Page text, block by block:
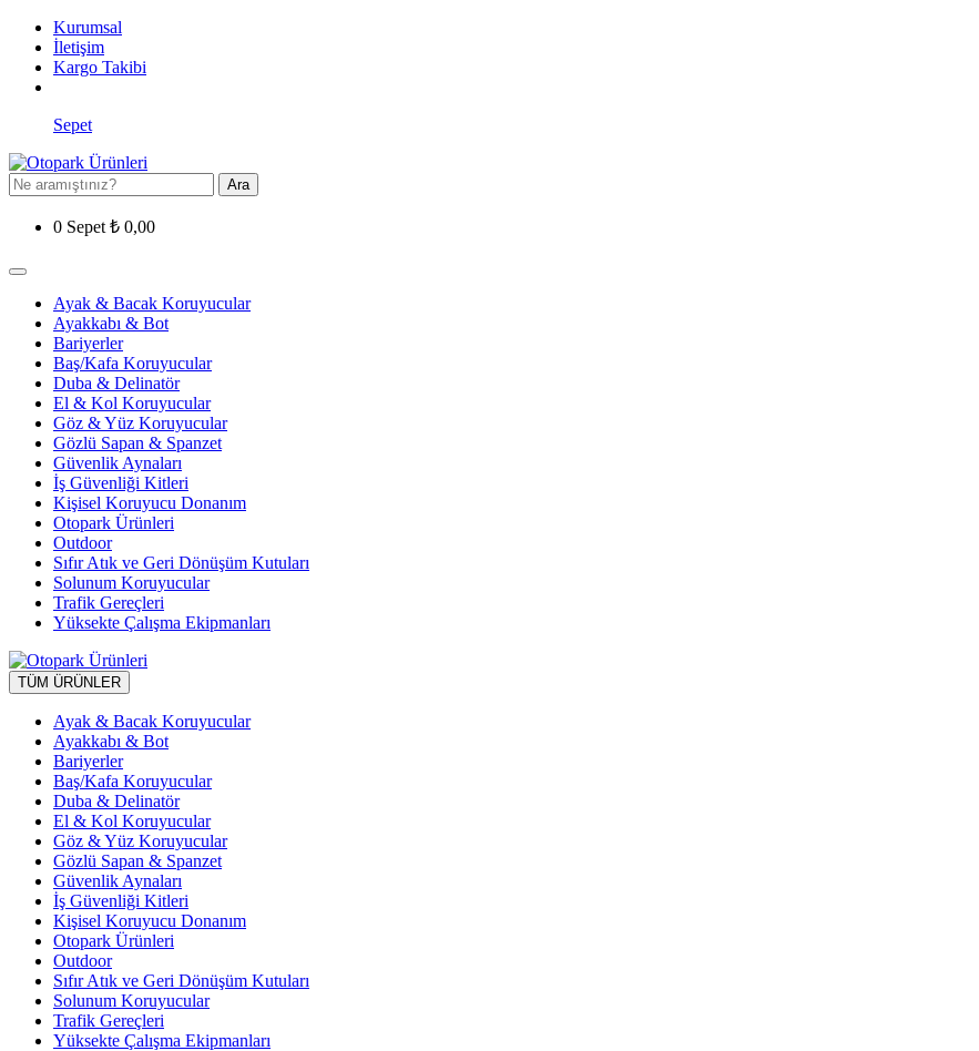
Kurumsal
İletişim
Kargo Takibi
Sepet
Ara
0 Sepet ₺ 0,00
Ayak & Bacak Koruyucular
Ayakkabı & Bot
Bariyerler
Baş/Kafa Koruyucular
Duba & Delinatör
El & Kol Koruyucular
Göz & Yüz Koruyucular
Gözlü Sapan & Spanzet
Güvenlik Aynaları
İş Güvenliği Kitleri
Kişisel Koruyucu Donanım
Otopark Ürünleri
Outdoor
Sıfır Atık ve Geri Dönüşüm Kutuları
Solunum Koruyucular
Trafik Gereçleri
Yüksekte Çalışma Ekipmanları
TÜM ÜRÜNLER
Ayak & Bacak Koruyucular
Ayakkabı & Bot
Bariyerler
Baş/Kafa Koruyucular
Duba & Delinatör
El & Kol Koruyucular
Göz & Yüz Koruyucular
Gözlü Sapan & Spanzet
Güvenlik Aynaları
İş Güvenliği Kitleri
Kişisel Koruyucu Donanım
Otopark Ürünleri
Outdoor
Sıfır Atık ve Geri Dönüşüm Kutuları
Solunum Koruyucular
Trafik Gereçleri
Yüksekte Çalışma Ekipmanları